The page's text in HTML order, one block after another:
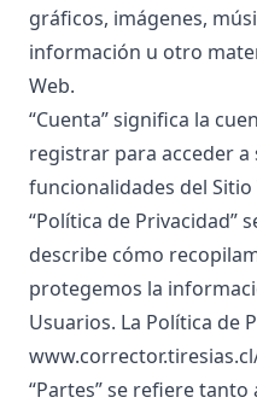
gráficos, imágenes,
información u otro
Web.
“Cuenta” significa la
registrar para acceder a
funcionalidades del Sitio
“Política de Privacidad”
describe cómo
protegemos la
Usuarios. La Política de
“Partes” se refiere